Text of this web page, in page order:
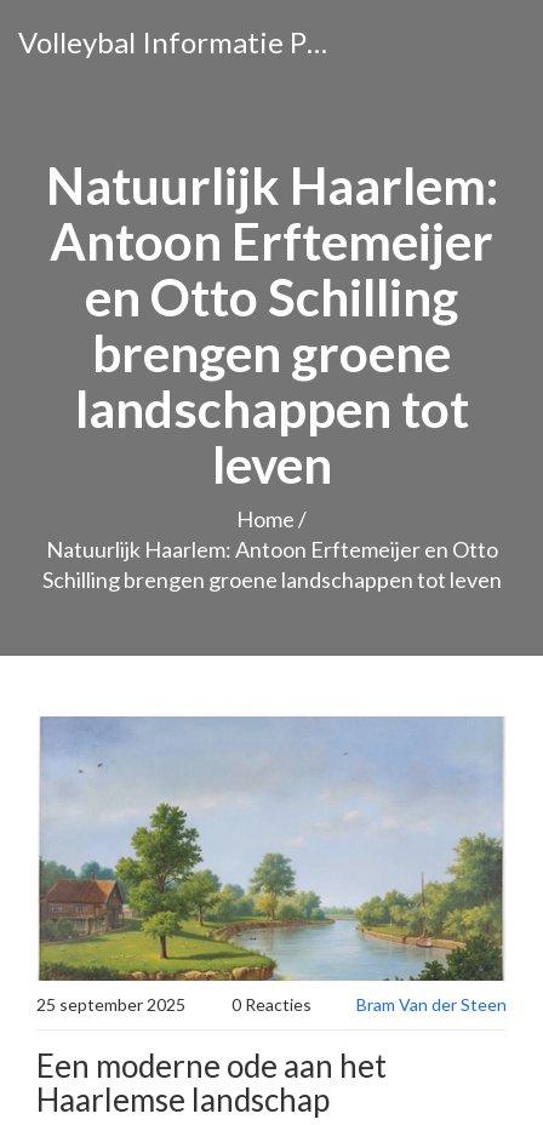
Volleybal Informatie Portaal
Natuurlijk Haarlem:
Antoon Erftemeijer
en Otto Schilling
brengen groene
landschappen tot
leven
Home/
Natuurlijk Haarlem: Antoon Erftemeijer en Otto
Schilling brengen groene landschappen tot leven
25 september 2025 0 Reacties Bram Van der Steen
Een moderne ode aan het
Haarlemse landschap